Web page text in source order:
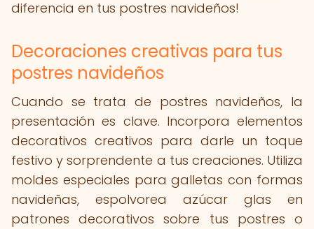
diferencia en tus postres navideños!
Decoraciones creativas para tus
postres navideños
Cuando se trata de postres navideños, la
presentación es clave. Incorpora elementos
decorativos creativos para darle un toque
festivo y sorprendente a tus creaciones. Utiliza
moldes especiales para galletas con formas
navideñas, espolvorea azúcar glas en
patrones decorativos sobre tus postres o